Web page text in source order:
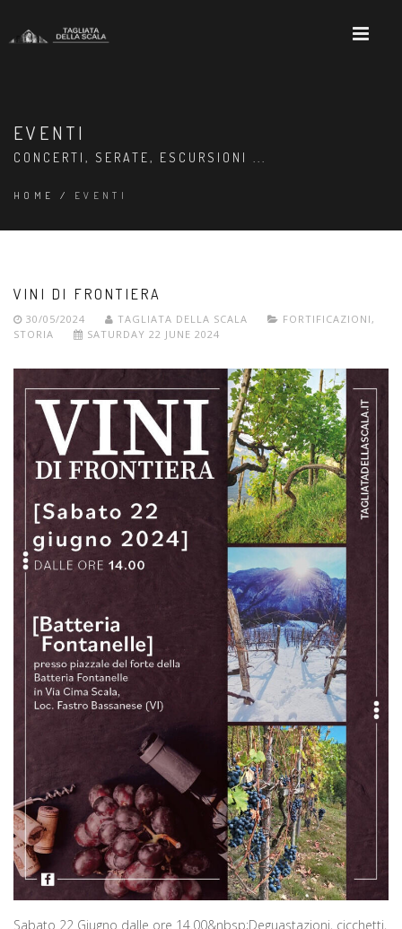
EVENTI
CONCERTI, SERATE, ESCURSIONI ...
HOME / EVENTI
VINI DI FRONTIERA
30/05/2024 TAGLIATA DELLA SCALA FORTIFICAZIONI ,
STORIA
SATURDAY 22 JUNE 2024
Sabato 22 Giugno dalle ore 14.00&nbsp;Deguastazioni, cicchetti,